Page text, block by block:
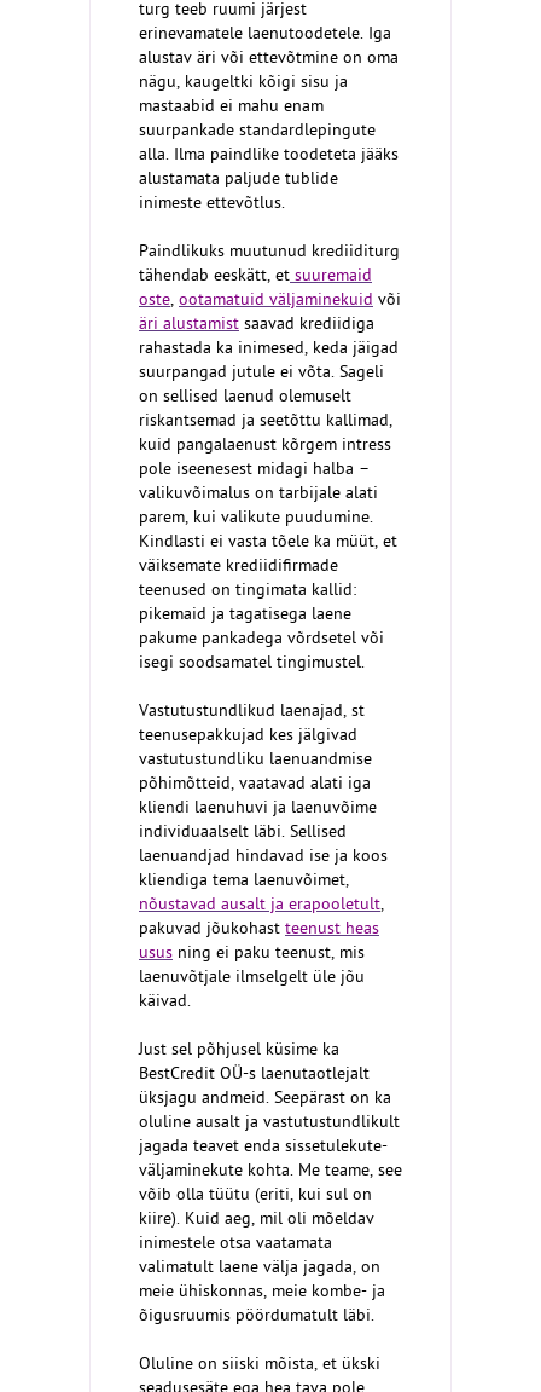
turg teeb ruumi järjest
erinevamatele laenutoodetele. Iga
alustav äri või ettevõtmine on oma
nägu, kaugeltki kõigi sisu ja
mastaabid ei mahu enam
suurpankade standardlepingute
alla. Ilma paindlike toodeteta jääks
alustamata paljude tublide
inimeste ettevõtlus.
Paindlikuks muutunud krediiditurg
tähendab eeskätt, etsuuremaid
oste, ootamatuid väljaminekuid või
äri alustamist saavad krediidiga
rahastada ka inimesed, keda jäigad
suurpangad jutule ei võta. Sageli
on sellised laenud olemuselt
riskantsemad ja seetõttu kallimad,
kuid pangalaenust kõrgem intress
pole iseenesest midagi halba –
valikuvõimalus on tarbijale alati
parem, kui valikute puudumine.
Kindlasti ei vasta tõele ka müüt, et
väiksemate krediidifirmade
teenused on tingimata kallid:
pikemaid ja tagatisega laene
pakume pankadega võrdsetel või
isegi soodsamatel tingimustel.
Vastutustundlikud laenajad, st
teenusepakkujad kes jälgivad
vastutustundliku laenuandmise
põhimõtteid, vaatavad alati iga
kliendi laenuhuvi ja laenuvõime
individuaalselt läbi. Sellised
laenuandjad hindavad ise ja koos
kliendiga tema laenuvõimet,
nõustavad ausalt ja erapooletult,
pakuvad jõukohast teenust heas
usus ning ei paku teenust, mis
laenuvõtjale ilmselgelt üle jõu
käivad.
Just sel põhjusel küsime ka
BestCredit OÜ-s laenutaotlejalt
üksjagu andmeid. Seepärast on ka
oluline ausalt ja vastutustundlikult
jagada teavet enda sissetulekute-
väljaminekute kohta. Me teame, see
võib olla tüütu (eriti, kui sul on
kiire). Kuid aeg, mil oli mõeldav
inimestele otsa vaatamata
valimatult laene välja jagada, on
meie ühiskonnas, meie kombe- ja
õigusruumis pöördumatult läbi.
Oluline on siiski mõista, et ükski